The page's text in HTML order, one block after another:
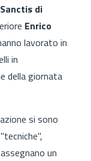
di
Enrico
lavorato in
in
della giornata
si sono
un